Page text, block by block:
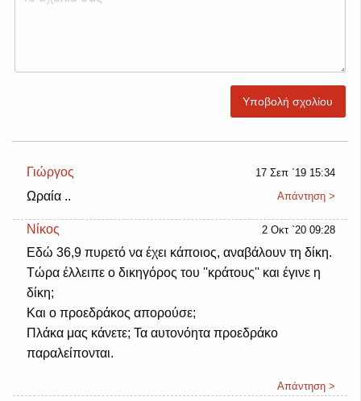
Υποβολή σχολίου
Γιώργος 17 Σεπ `19 15:34
Ωραία .. Απάντηση >
Νίκος 2 Οκτ `20 09:28
Εδώ 36,9 πυρετό να έχει κάποιος, αναβάλουν τη δίκη.
Τώρα έλλειπε ο δικηγόρος του ''κράτους'' και έγινε η
δίκη;
Και ο προεδράκος απορούσε;
Πλάκα μας κάνετε; Τα αυτονόητα προεδράκο
παραλείπονται.
Απάντηση >